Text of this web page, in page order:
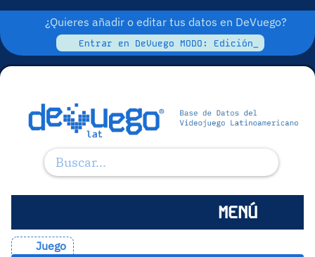
¿Quieres añadir o editar tus datos en DeVuego?
Entrar en DeVuego MODO: Edición_
MENÚ
Juego